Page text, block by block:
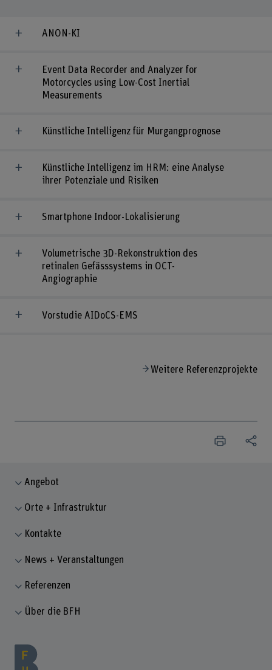
ANON-KI
Event Data Recorder and Analyzer for
Motorcycles using Low-Cost Inertial
Measurements
Künstliche Intelligenz für Murgangprognose
Künstliche Intelligenz im HRM: eine Analyse
ihrer Potenziale und Risiken
Smartphone Indoor-Lokalisierung
Volumetrische 3D-Rekonstruktion des
retinalen Gefässsystems in OCT-
Angiographie
Vorstudie AIDoCS-EMS
Weitere Referenzprojekte
Angebot
Orte + Infrastruktur
Kontakte
News + Veranstaltungen
Referenzen
Über die BFH